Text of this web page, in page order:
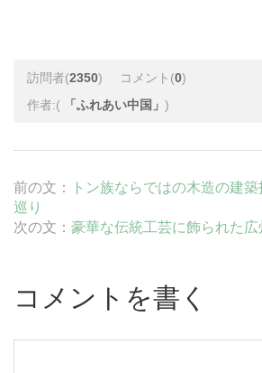
訪問者(2350) コメント(0)
作者:( 「ふれあい中国」 )
前の文：
トン族ならではの木造の建
巡り
次の文： 豪華な伝統工芸に飾られた
コメントを書く